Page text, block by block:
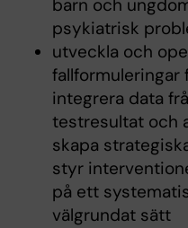
barn och
psykiatrisk
utveckla och
fallformuleringar
integrera data
testresultat och
skapa
styr
på ett
välgrundat sätt